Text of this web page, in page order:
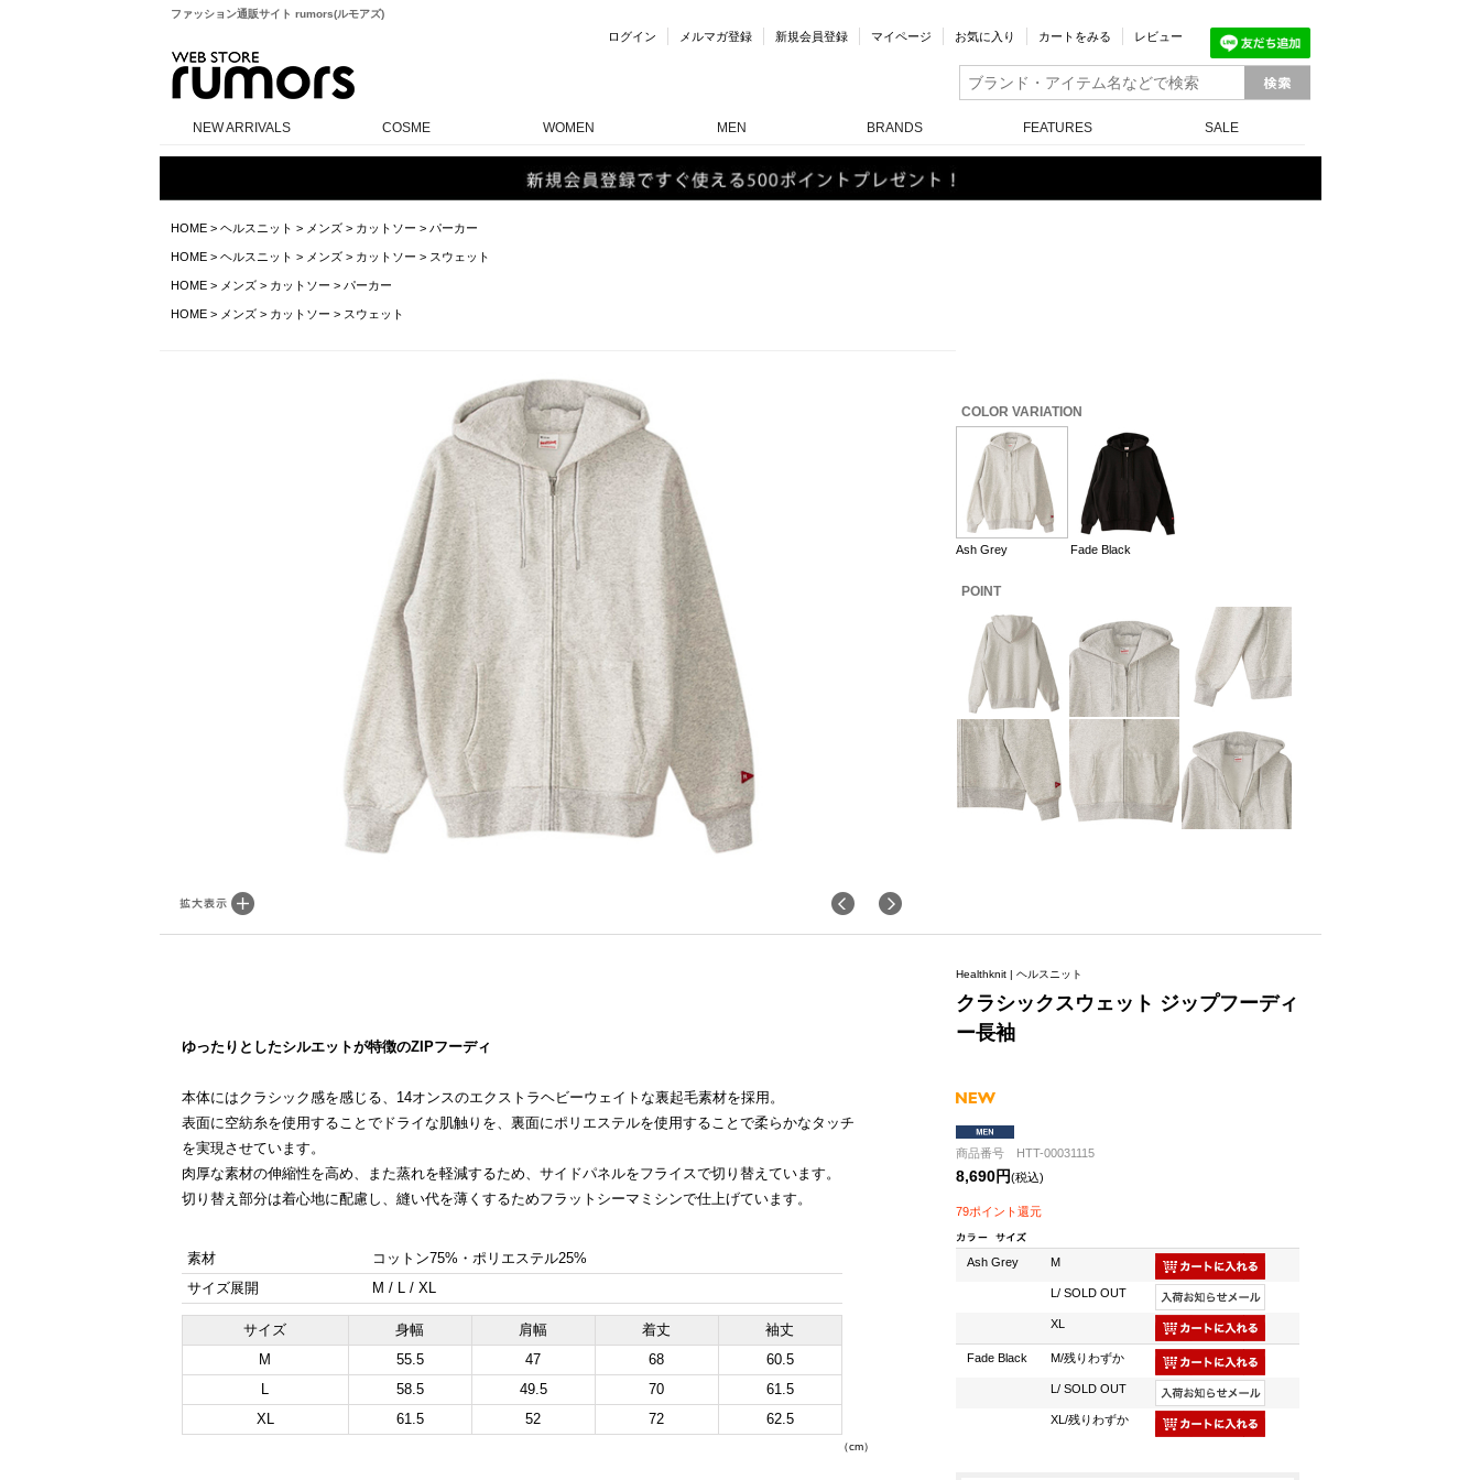
ファッション通販サイト rumors(ルモアズ)
ログイン メルマガ登録 新規会員登録 マイページ お気に入り カートをみる レビュー
NEW ARRIVALS COSME WOMEN MEN BRANDS FEATURES SALE
HOME> ヘルスニット > メンズ> カットソー > パーカー
HOME> ヘルスニット > メンズ> カットソー > スウェット
HOME> メンズ> カットソー > パーカー
HOME> メンズ> カットソー > スウェット
COLOR VARIATION
Ash Grey Fade Black
POINT
ゆったりとしたシルエットが特徴のZIPフーディ
本体にはクラシック感を感じる、14オンスのエクストラヘビーウェイトな裏起毛素材を採用。
表面に空紡糸を使用することでドライな肌触りを、裏面にポリエステルを使用することで柔らかなタッチ
を実現させています。
肉厚な素材の伸縮性を高め、また蒸れを軽減するため、サイドパネルをフライスで切り替えています。
切り替え部分は着心地に配慮し、縫い代を薄くするためフラットシーマミシンで仕上げています。
素材
コットン75%・ポリエステル25%
サイズ展開
M / L / XL
サイズ 身幅 肩幅 着丈
袖丈
M
55.5 47 68
60.5
L
58.5 49.5 70
61.5
XL
61.5 52 72 62.5
（cm）
Healthknit | ヘルスニット
クラシックスウェット ジップフーディ
ー長袖
商品番号 HTT-00031115
8,690円(税込)
79ポイント還元
Ash Grey M
L/ SOLD OUT
XL
Fade Black M/残りわずか
L/ SOLD OUT
XL/残りわずか